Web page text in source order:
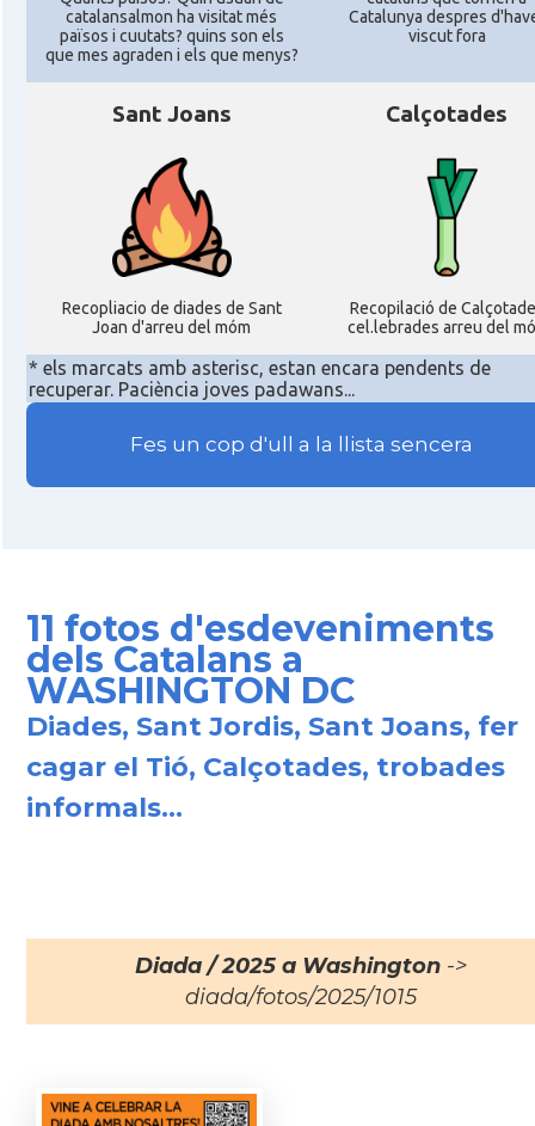
catalansalmon ha visitat més
països i cuutats? quins son els
que mes agraden i els que menys?
Catalunya despres
viscut fora
Sant Joans
Recopliacio de diades de Sant
Joan d'arreu del móm
Calçotades
Recopilació de
cel.lebrades arreu del
* els marcats amb asterisc, estan encara pendents de
recuperar. Paciència joves padawans...
Fes un cop d'ull a la llista sencera
11 fotos d'esdeveniments
dels Catalans a
WASHINGTON DC
Diades, Sant Jordis, Sant Joans, fer
cagar el Tió, Calçotades, trobades
informals...
Diada / 2025 a Washington ->
diada/fotos/2025/1015